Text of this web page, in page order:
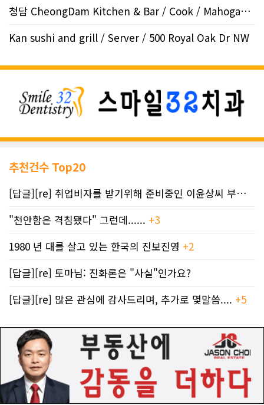
청담 CheongDam Kitchen & Bar / Cook / Mahogany SE
Kan sushi and grill / Server / 500 Royal Oak Dr NW
추천건수 Top20
[답글][re] 취업비자를 받기위해 준비중인 이윤상씨 부부께 드리는 편지
"천안함은 격침됐다" 그런데...... +3
1980 년 대를 살고 있는 한국의 진보진영 +2
[답글][re] 토마님: 진화론은 "사실"인가요?
[답글][re] 많은 관심에 감사드리며, 추가로 몇말씀.... +5